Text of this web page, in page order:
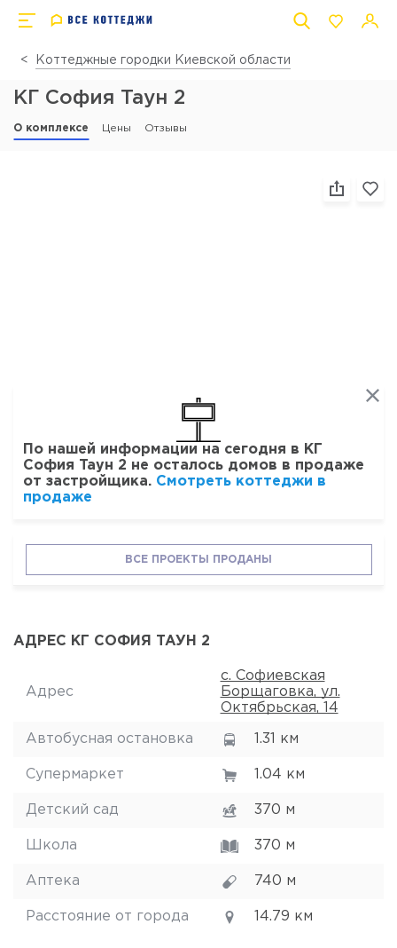
Коттеджные городки Киевской области
КГ София Таун 2
О комплексе Цены Отзывы
По нашей информации на сегодня в КГ
София Таун 2 не осталось домов в продаже
от застройщика. Смотреть коттеджи в
продаже
ВСЕ ПРОЕКТЫ ПРОДАНЫ
АДРЕС КГ СОФИЯ ТАУН 2
Адрес
с. Софиевская
Борщаговка, ул.
Октябрьская, 14
Автобусная остановка 1.31 км
Супермаркет 1.04 км
Детский сад 370 м
Школа 370 м
Аптека 740 м
Расстояние от города 14.79 км